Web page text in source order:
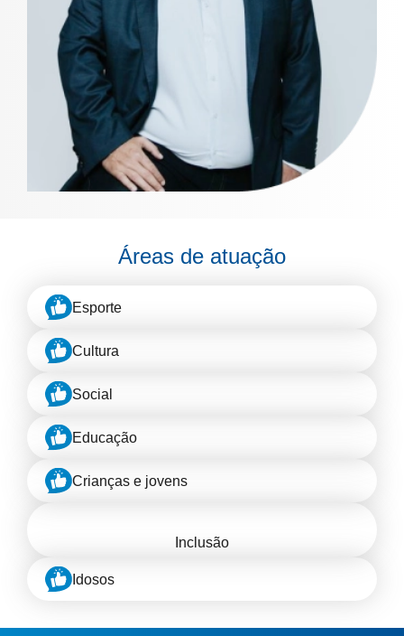
Áreas de atuação
Esporte
Cultura
Social
Educação
Crianças e jovens
Inclusão
Idosos